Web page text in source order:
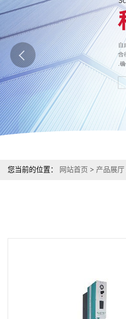
您当前的位置： 网站首页 > 产品展厅